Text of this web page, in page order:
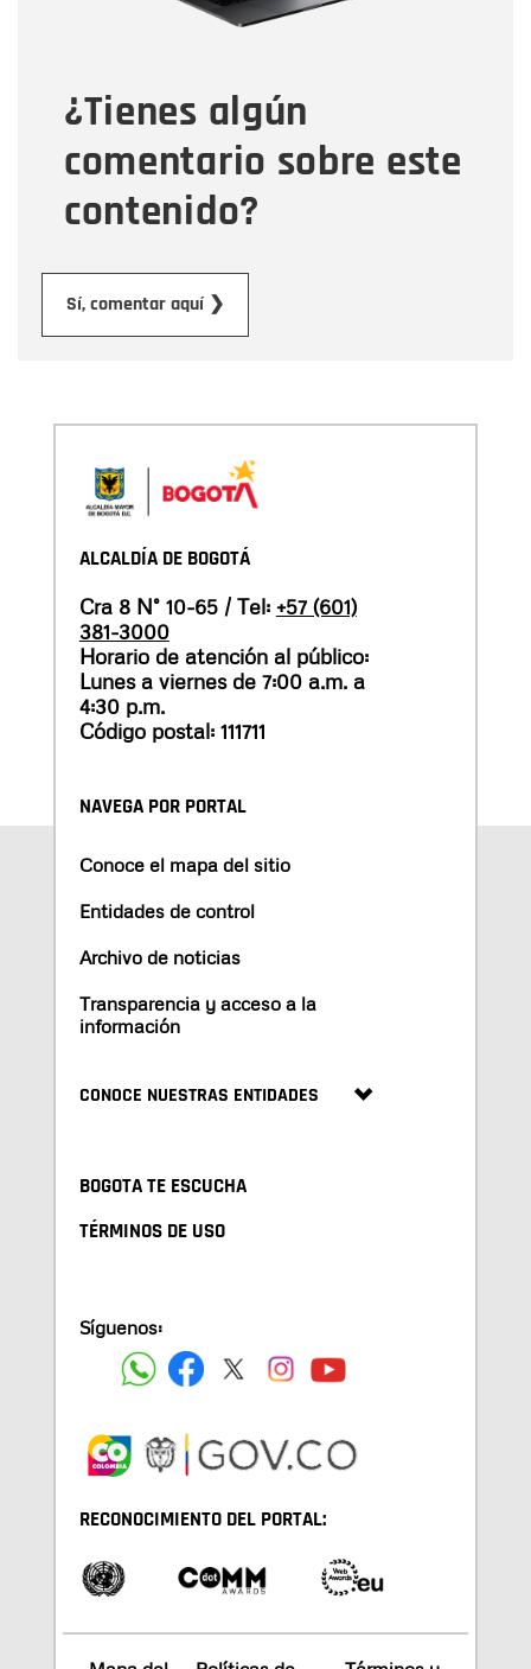
¿Tienes algún
comentario sobre este
contenido?
Sí, comentar aquí ❯
Tipo de comentario
Mensaje
ALCALDÍA DE BOGOTÁ
Cra 8 N° 10-65 / Tel: +57 (601)
381-3000
Horario de atención al público:
Lunes a viernes de 7:00 a.m. a
4:30 p.m.
Código postal: 111711
NAVEGA POR PORTAL
Conoce el mapa del sitio
Entidades de control
Archivo de noticias
Transparencia y acceso a la
información
CONOCE NUESTRAS ENTIDADES
BOGOTA TE ESCUCHA
TÉRMINOS DE USO
Síguenos:
RECONOCIMIENTO DEL PORTAL: